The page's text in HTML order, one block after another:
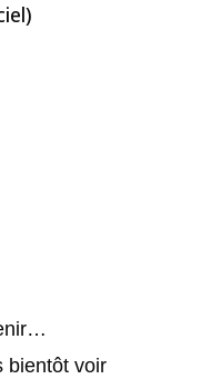
bientôt voir